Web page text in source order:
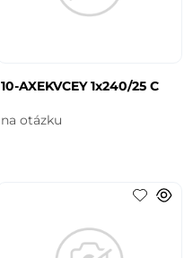
10-AXEKVCEY 1x240/25 C
na otázku